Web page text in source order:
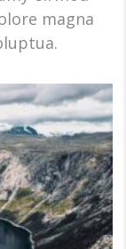
magna